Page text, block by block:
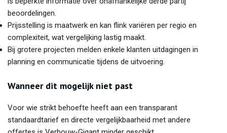
beoordelingen.
Prijsstelling is maatwerk en kan flink variëren per regio en
complexiteit, wat vergelijking lastig maakt.
Bij grotere projecten melden enkele klanten uitdagingen in
planning en communicatie tijdens de uitvoering.
Wanneer dit mogelijk niet past
Voor wie strikt behoefte heeft aan een transparant
standaardtarief en directe vergelijkbaarheid met andere